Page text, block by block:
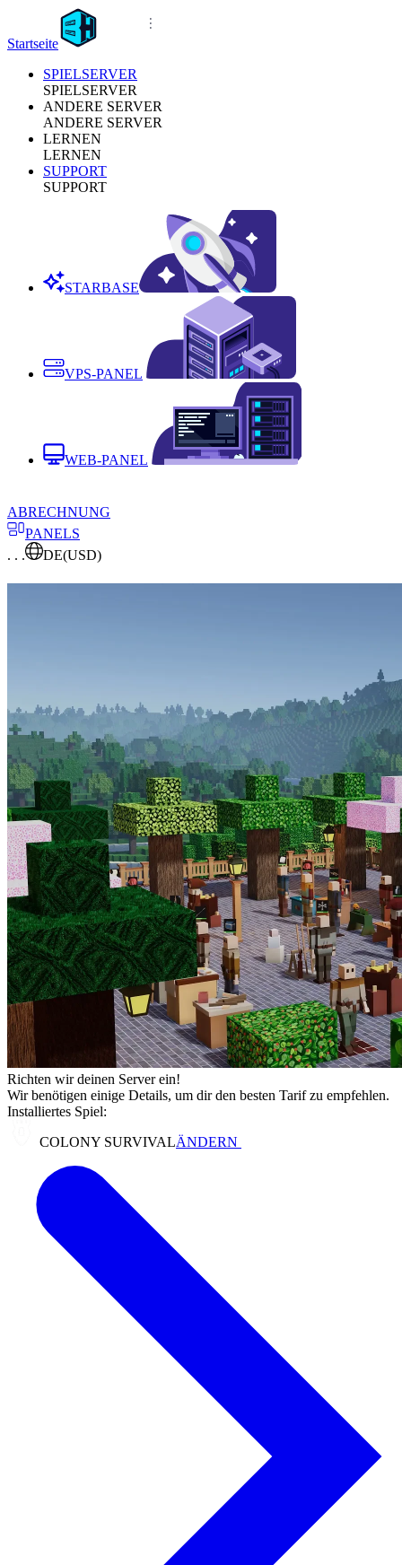
Startseite
SPIELSERVER
SPIELSERVER
ANDERE SERVER
ANDERE SERVER
LERNEN
LERNEN
SUPPORT
SUPPORT
STARBASE
VPS-PANEL
WEB-PANEL
ABRECHNUNG
PANELS
. . .
DE(USD)
Richten wir deinen Server ein!
Wir benötigen einige Details, um dir den besten Tarif zu empfehlen.
Installiertes Spiel:
COLONY SURVIVALÄNDERN